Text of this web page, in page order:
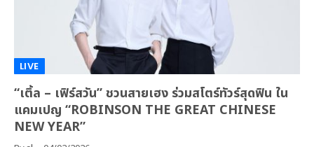
LIVE
“เติ้ล – เฟิร์สวัน” ชวนสายเฮง ร่วมสโตร์ทัวร์สุดฟิน ใน
แคมเปญ “ROBINSON THE GREAT CHINESE
NEW YEAR”